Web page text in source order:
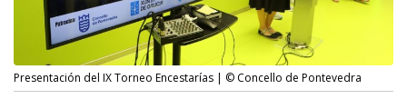
Presentación del IX Torneo Encestarías | © Concello de Pontevedra